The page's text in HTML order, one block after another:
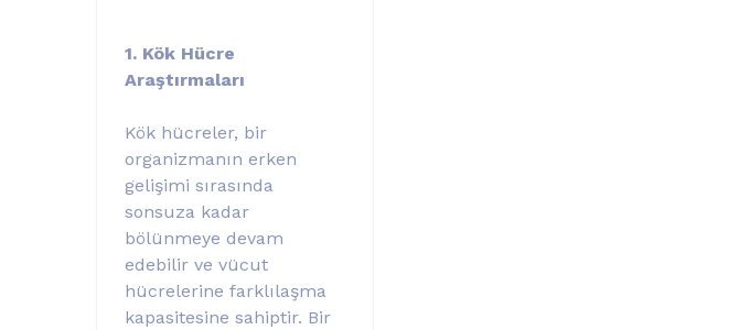
1. Kök Hücre
Araştırmaları
Kök hücreler, bir
organizmanın erken
gelişimi sırasında
sonsuza kadar
bölünmeye devam
edebilir ve vücut
hücrelerine farklılaşma
kapasitesine sahiptir. Bir